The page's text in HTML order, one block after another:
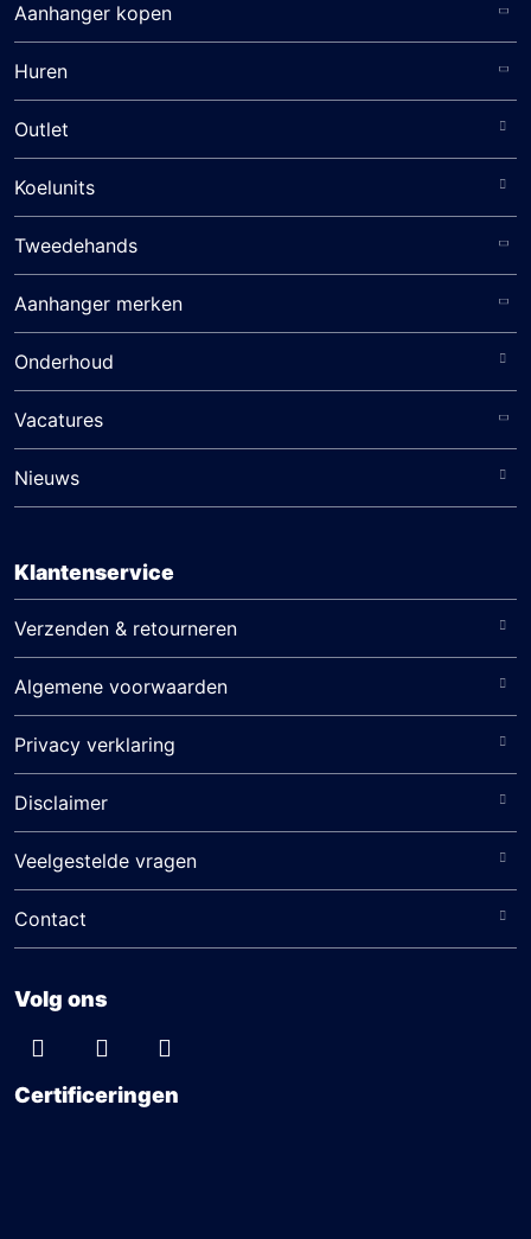
Aanhanger kopen
Huren
Outlet
Koelunits
Tweedehands
Aanhanger merken
Onderhoud
Vacatures
Nieuws
Klantenservice
Verzenden & retourneren
Algemene voorwaarden
Privacy verklaring
Disclaimer
Veelgestelde vragen
Contact
Volg ons
Certificeringen